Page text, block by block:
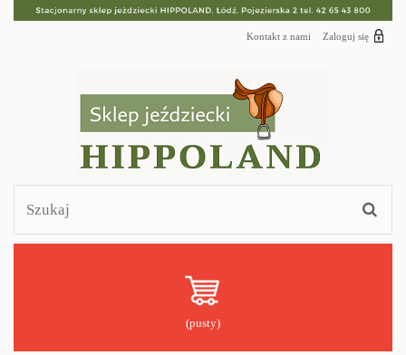
Zaloguj się
Kontakt z nami
(pusty)